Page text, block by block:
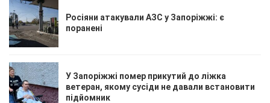
Росіяни атакували АЗС у Запоріжжі: є
поранені
У Запоріжжі помер прикутий до ліжка
ветеран, якому сусіди не давали встановити
підйомник